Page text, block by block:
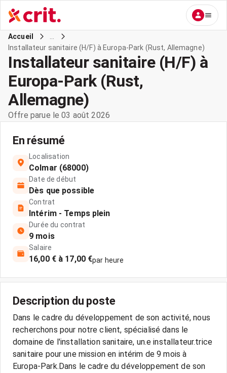
Accueil
Installateur sanitaire (H/F) à Europa-Park (Rust, Allemagne)
Installateur sanitaire (H/F) à
Europa-Park (Rust,
Allemagne)
Offre parue le 03 août 2026
En résumé
Localisation
Colmar (68000)
Date de début
Dès que possible
Contrat
Intérim - Temps plein
Durée du contrat
9 mois
Salaire
16,00 € à 17,00 €par heure
Description du poste
Dans le cadre du développement de son activité, nous
recherchons pour notre client, spécialisé dans le
domaine de l'installation sanitaire, un.e installateur.trice
sanitaire pour une mission en intérim de 9 mois à
Europa-Park.Dans le cadre du développement de son